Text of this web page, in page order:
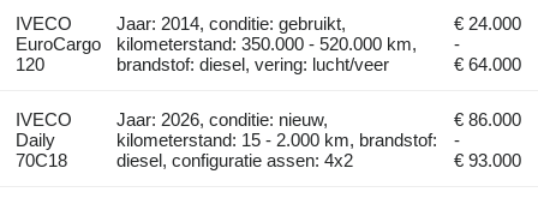
IVECO
EuroCargo
120
Jaar: 2014, conditie: gebruikt,
kilometerstand: 350.000 - 520.000 km,
brandstof: diesel, vering: lucht/veer
€ 24.000
-
€ 64.000
IVECO
Daily
70C18
Jaar: 2026, conditie: nieuw,
kilometerstand: 15 - 2.000 km, brandstof:
diesel, configuratie assen: 4x2
€ 86.000
-
€ 93.000